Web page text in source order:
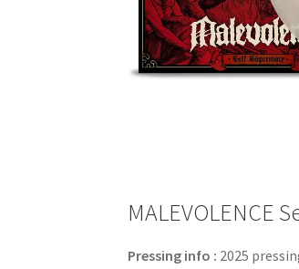
MALEVOLENCE
Pressing info : 2025